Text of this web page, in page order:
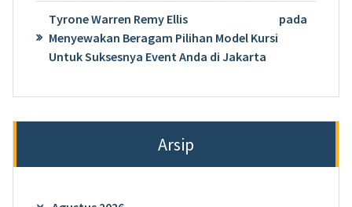
Tyrone Warren Remy Ellis
pada
Menyewakan Beragam Pilihan Model Kursi
Untuk Suksesnya Event Anda di Jakarta
Arsip